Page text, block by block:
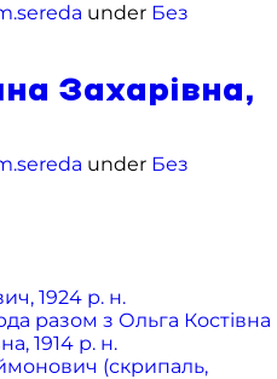
under Без
Захарівна,
under Без
1924 р. н.
разом з Ольга Костівна
1914 р. н.
(скрипаль,